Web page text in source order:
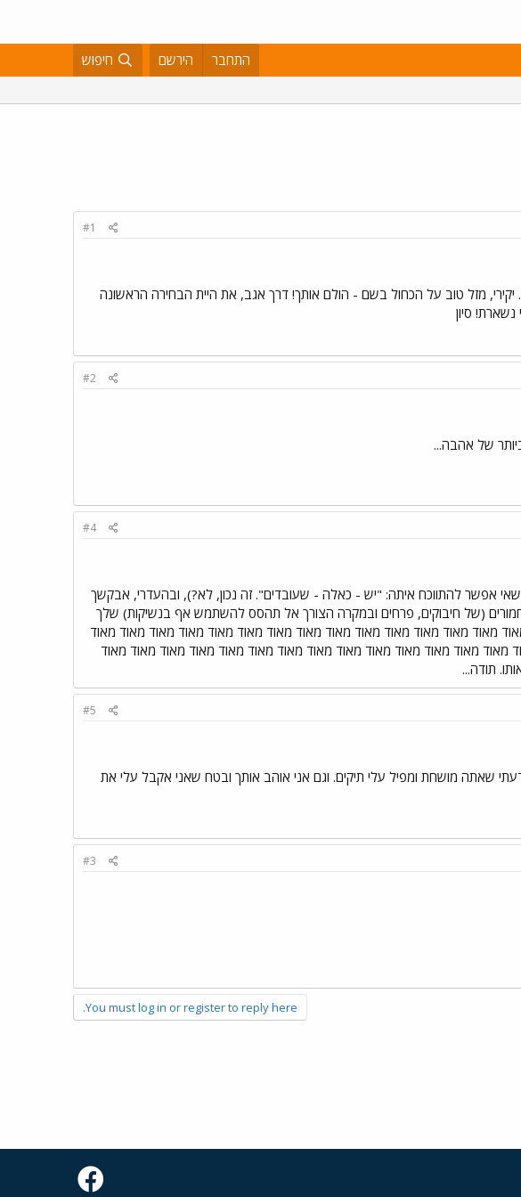
התחבר הירשם חיפוש
#1
יקירי, מזל טוב על הכחול בשם - הולם אותך! דרך אגב, את היית הבחירה הראשונה
סיון
#2
של אהבה...
#4
אפשר להתווכח איתה: "יש - כאלה - שעובדים". זה נכון, לא?), ובהעדרי, אבקשך
(של חיבוקים, פרחים ובמקרה הצורך אל תהסס להשתמש אף בנשיקות) שלך
מאוד מאוד מאוד מאוד מאוד מאוד מאוד מאוד מאוד מאוד מאוד מאוד מאוד מאוד
מאוד מאוד מאוד מאוד מאוד מאוד מאוד מאוד מאוד מאוד מאוד מאוד מאוד
תודה...
#5
שאתה מושחת ומפיל עלי תיקים. וגם אני אוהב אותך ובטח שאני אקבל עלי את
#3
You must log in or register to reply here.